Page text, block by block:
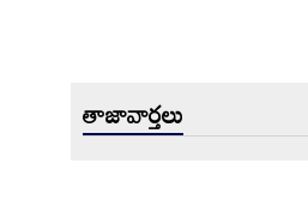
తాజావార్తలు